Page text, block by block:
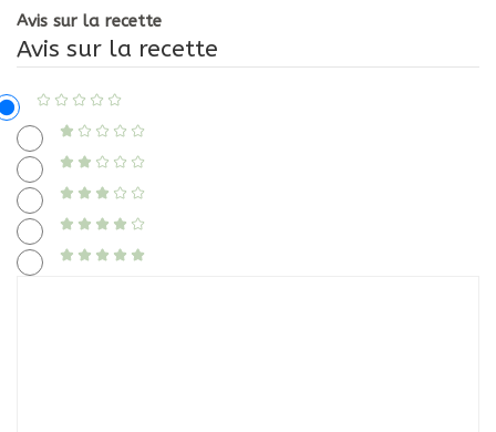
Avis sur la recette
Avis sur la recette